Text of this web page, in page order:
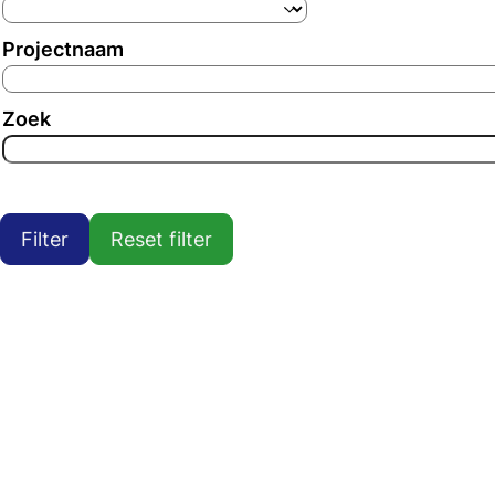
Projectnaam
Zoek
Filter Reset filter